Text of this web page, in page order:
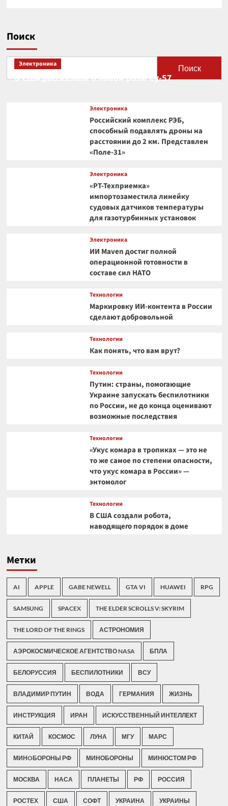
Поиск
Поиск
Электроника
В США рассказали о новой роли Су-57
Электроника
Российский комплекс РЭБ,
способный подавлять дроны на
расстоянии до 2 км. Представлен
«Поле-31»
Электроника
«РТ-Техприемка»
импортозаместила линейку
судовых датчиков температуры
для газотурбинных установок
Электроника
ИИ Maven достиг полной
операционной готовности в
составе сил НАТО
Технологии
Маркировку ИИ-контента в России
сделают добровольной
Технологии
Как понять, что вам врут?
Технологии
Путин: страны, помогающие
Украине запускать беспилотники
по России, не до конца оценивают
возможные последствия
Технологии
«Укус комара в тропиках — это не
то же самое по степени опасности,
что укус комара в России» —
энтомолог
Технологии
В США создали робота,
наводящего порядок в доме
Метки
AI APPLE GABE NEWELL GTA VI HUAWEI RPG
SAMSUNG SPACEX THE ELDER SCROLLS V: SKYRIM
THE LORD OF THE RINGS АСТРОНОМИЯ
АЭРОКОСМИЧЕСКОЕ АГЕНТСТВО NASA БПЛА
БЕЛОРУССИЯ БЕСПИЛОТНИКИ ВСУ
ВЛАДИМИР ПУТИН ВОДА ГЕРМАНИЯ ЖИЗНЬ
ИНСТРУКЦИЯ ИРАН ИСКУССТВЕННЫЙ ИНТЕЛЛЕКТ
КИТАЙ КОСМОС ЛУНА МГУ МАРС
МИНOБОРОНЫ РФ МИНОБОРОНЫ МИНЮСТОМ РФ
МОСКВА НАСА ПЛАНЕТЫ РФ РОССИЯ
РОСТЕХ США СОФТ УКРАИНА УКРАИНЫ